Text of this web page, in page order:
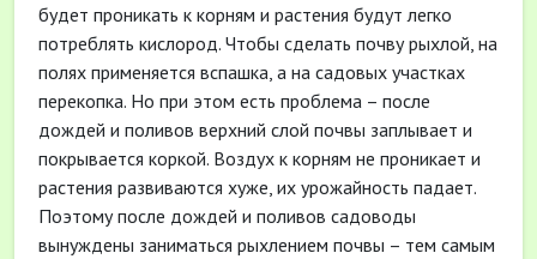
будет проникать к корням и растения будут легко
потреблять кислород. Чтобы сделать почву рыхлой, на
полях применяется вспашка, а на садовых участках
перекопка. Но при этом есть проблема – после
дождей и поливов верхний слой почвы заплывает и
покрывается коркой. Воздух к корням не проникает и
растения развиваются хуже, их урожайность падает.
Поэтому после дождей и поливов садоводы
вынуждены заниматься рыхлением почвы – тем самым